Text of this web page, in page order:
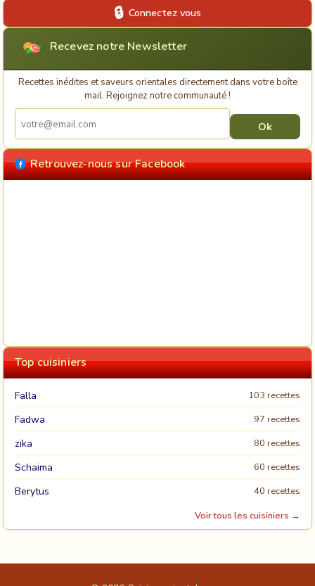
Connectez vous
Recevez notre Newsletter
Recettes inédites et saveurs orientales directement dans votre boîte
mail. Rejoignez notre communauté !
Retrouvez-nous sur Facebook
Top cuisiniers
Falla 103 recettes
Fadwa 97 recettes
zika 80 recettes
Schaima 60 recettes
Berytus
40 recettes
Voir tous les cuisiniers →